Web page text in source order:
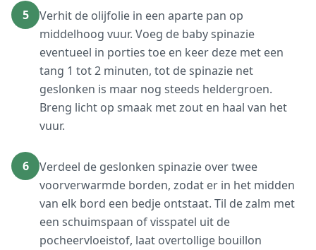
5
Verhit de olijfolie in een aparte pan op
middelhoog vuur. Voeg de baby spinazie
eventueel in porties toe en keer deze met een
tang 1 tot 2 minuten, tot de spinazie net
geslonken is maar nog steeds heldergroen.
Breng licht op smaak met zout en haal van het
vuur.
6
Verdeel de geslonken spinazie over twee
voorverwarmde borden, zodat er in het midden
van elk bord een bedje ontstaat. Til de zalm met
een schuimspaan of visspatel uit de
pocheervloeistof, laat overtollige bouillon